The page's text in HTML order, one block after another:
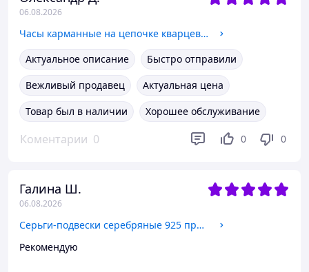
06.08.2026
Часы карманные на цепочке кварцевые "Якорь" (цвет-черный) арт. 04070
Актуальное описание
Быстро отправили
Вежливый продавец
Актуальная цена
Товар был в наличии
Хорошее обслуживание
Коментарии 0 0 0
Галина Ш.
06.08.2026
Серьги-подвески серебряные 925 пробы арт. 00941
Рекомендую